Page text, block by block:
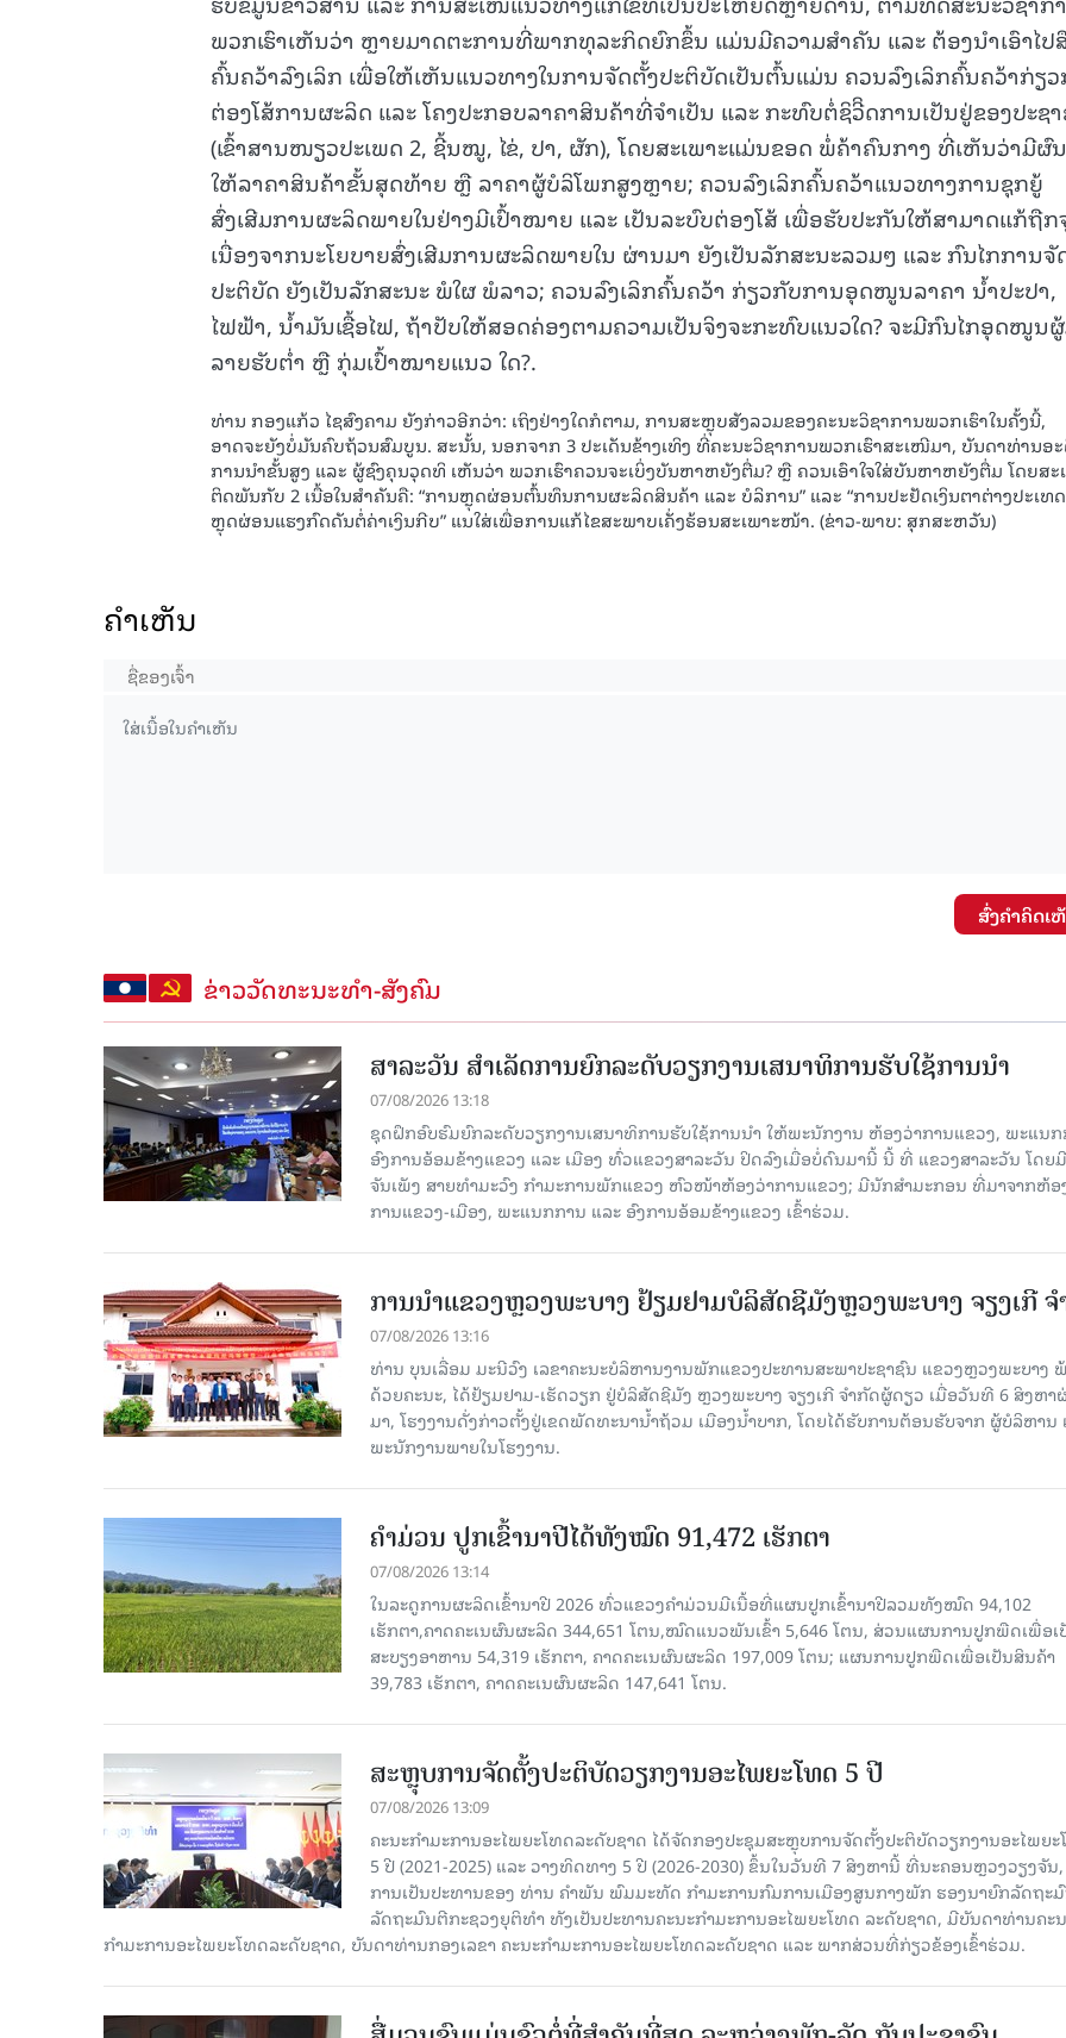
ພວກເຮົາເຫັນວ່າ ຫຼາຍມາດຕະການທີ່ພາກທຸລະກິດຍົກຂຶ້ນ ແມ່ນມີຄວາມສຳຄັນ ແລະ ຕ້ອງນໍາເອົາໄປ
ຄົ້ນຄວ້າລົງເລິກ ເພື່ອໃຫ້ເຫັນແນວທາງໃນການຈັດຕັ້ງປະຕິບັດເປັນຕົ້ນແມ່ນ ຄວນລົງເລິກຄົ້ນຄວ້າກ່ຽ
ຕ່ອງໂສ້ການຜະລິດ ແລະ ໂຄງປະກອບລາຄາສິນຄ້າທີ່ຈຳເປັນ ແລະ ກະທົບຕໍ່ຊິວີິດການເປັນຢູ່ຂອງປະຊ
(ເຂົ້າສານໜຽວປະເພດ 2, ຊີ້ນໝູ, ໄຂ່, ປາ, ຜັກ), ໂດຍສະເພາະແມ່ນຂອດ ພໍ່ຄ້າຄົນກາງ ທີ່ເຫັນວ່າມີຜົ
ໃຫ້ລາຄາສິນຄ້າຂັ້ນສຸດທ້າຍ ຫຼື ລາຄາຜູ້ບໍລິໂພກສູງຫຼາຍ; ຄວນລົງເລິກຄົ້ນຄວ້າແນວທາງການຊຸກຍູ້
ສົ່ງເສີມການຜະລິດພາຍໃນຢ່າງມີເປົ້າໝາຍ ແລະ ເປັນລະບົບຕ່ອງໂສ້ ເພື່ອຮັບປະກັນໃຫ້ສາມາດແກ້ຖືກ
ເນື່ອງຈາກນະໂຍບາຍສົ່ງເສີມການຜະລິດພາຍໃນ ຜ່ານມາ ຍັງເປັນລັກສະນະລວມໆ ແລະ ກົນໄກການຈັ
ປະຕິບັດ ຍັງເປັນລັກສະນະ ພໍໃຜ ພໍລາວ; ຄວນລົງເລິກຄົ້ນຄວ້າ ກ່ຽວກັບການອຸດໜູນລາຄາ ນໍ້າປະປາ,
ໄຟຟ້າ, ນໍ້າມັນເຊື້ອໄຟ, ຖ້າປັບໃຫ້ສອດຄ່ອງຕາມຄວາມເປັນຈິງຈະກະທົບແນວໃດ? ຈະມີກົນໄກອຸດໜູນ
ລາຍຮັບຕໍ່າ ຫຼື ກຸ່ມເປົ້າໝາຍແນວ ໃດ?.
ທ່ານ ກອງແກ້ວ ໄຊສົງຄາມ ຍັງກ່າວອີກວ່າ: ເຖິງຢ່າງໃດກໍຕາມ, ການສະຫຼຸບສັງລວມຂອງຄະນະວິຊາການພວກເຮົາໃນຄັ້ງນີ້,
ອາດຈະຍັງບໍ່ມັນຄົບຖ້ວນສົມບູນ. ສະນັ້ນ, ນອກຈາກ 3 ປະເດັນຂ້າງເທິງ ທີ່ຄະນະວິຊາການພວກເຮົາສະເໜີມາ, ບັນດາທ່ານອ
ການນໍາຂັ້ນສູງ ແລະ ຜູ້ຊົງຄຸນວຸດທິ ເຫັນວ່າ ພວກເຮົາຄວນຈະເບິ່ງບັນຫາຫຍັງຕື່ມ? ຫຼື ຄວນເອົາໃຈໃສ່ບັນຫາຫຍັງຕື່ມ ໂດຍສະ
ຕິດພັນກັບ 2 ເນື້ອໃນສຳຄັນຄື: “ການຫຼຸດຜ່ອນຕົ້ນທຶນການຜະລິດສິນຄ້າ ແລະ ບໍລິການ” ແລະ “ການປະຢັດເງິນຕາຕ່າງປະເທ
ຫຼຸດຜ່ອນແຮງກົດດັນຕໍ່ຄ່າເງິນກີບ” ແນໃສ່ເພື່ອການແກ້ໄຂສະພາບເຄັ່ງຮ້ອນສະເພາະໜ້າ. (ຂ່າວ-ພາບ: ສຸກສະຫວັນ)
ຄໍາເຫັນ
ສົ່ງຄໍາຄິດເ
ຂ່າວວັດທະນະທຳ-ສັງຄົມ
ສາລະວັນ ສໍາເລັດການຍົກລະດັບວຽກງານເສນາທິການຮັບໃຊ້ການນໍາ
07/08/2026 13:18
ຊຸດຝຶກອົບຮົມຍົກລະດັບວຽກງານເສນາທິການຮັບໃຊ້ການນໍາ ໃຫ້ພະນັກງານ ຫ້ອງວ່າການແຂວງ, ພະແນ
ອົງການອ້ອມຂ້າງແຂວງ ແລະ ເມືອງ ທົ່ວແຂວງສາລະວັນ ປິດລົງເມື່ອ​ບໍ່​ດົນ​ມາ​ນີ້ ນີ້ ທີ່ ແຂວງສາລະວັນ ໂດຍ​
ຈັນເພັງ ສາຍທຳມະວົງ ກຳມະການພັກແຂວງ ຫົວໜ້າຫ້ອງວ່າການແຂວງ; ມີນັກສຳມະກອນ ທີ່ມາຈາກຫ້ອ
ການແຂວງ-ເມືອງ, ພະແນກການ ແລະ ອົງການອ້ອມຂ້າງແຂວງ ເຂົ້າຮ່ວມ.
ການນຳແຂວງຫຼວງພະບາງ ຢ້ຽມ​ຢາມບໍ​ລິ​ສັດຊີມັງຫຼວງພະບາງ ຈຽງເກີ ຈໍ
07/08/2026 13:16
ທ່ານ ບຸນເລື່ອມ ມະນີວົງ ເລ​ຂາ​ຄະ​ນະ​ບໍ​ລິ​ຫານ​ງານ​ພັກແຂວງປະທານສະພາປະຊາຊົນ ແຂວງຫຼວງພະບາງ
ດ້ວຍຄະນະ, ໄດ້ຢ້ຽມຢາມ-ເຮັດວຽກ ຢູ່ບໍລິສັດຊີມັງ ຫຼວງພະບາງ ຈຽງເກີ ຈໍາກັດຜູ້ດຽວ ເມື່ອ​ວັນ​ທີ 6 ສິງ​ຫາ​
ມາ, ໂຮງ​ງານ​ດັ່ງ​ກ່າວຕັ້ງຢູ່ເຂດພັດທະນານ້ຳຖ້ວມ ເມືອງນໍ້າບາກ, ໂດຍໄດ້ຮັບການຕ້ອນຮັບຈາກ ຜູ້ບໍລິຫານ
ພະນັກງານພາຍໃນໂຮງງານ.
ຄໍາມ່ວນ ປູກເຂົ້ານາປີໄດ້ທັງໝົດ 91,472 ເຮັກຕາ
07/08/2026 13:14
ໃນລະດູການຜະລິດເຂົ້ານາປີ 2026 ທົ່ວແຂວງຄໍາມ່ວນມີເນື້ອທີ່ແຜນປູກເຂົ້ານາປີລວມທັງໝົດ 94,102
ເຮັກຕາ,ຄາດຄະເນຜົນຜະລິດ 344,651 ໂຕນ,ໝົດແນວພັນເຂົ້າ 5,646 ໂຕນ, ສ່ວນແຜນການປູກພືດເພື່ອເ
ສະບຽງອາຫານ 54,319 ເຮັກຕາ, ຄາດຄະເນຜົນຜະລິດ 197,009 ໂຕນ; ແຜນການປູກພືດເພື່ອເປັນສິນຄ້າ
39,783 ເຮັກຕາ, ຄາດຄະເນຜົນຜະລິດ 147,641 ໂຕນ.
ສະຫຼຸບການຈັດຕັ້ງປະຕິບັດວຽກງານອະໄພຍະໂທດ 5 ປີ
07/08/2026 13:09
ຄະນະກຳມະການອະໄພຍະໂທດລະດັບຊາດ ໄດ້ຈັດກອງປະຊຸມສະຫຼຸບການຈັດຕັ້ງປະຕິບັດວຽກງານອະໄພຍ
5 ປີ (2021-2025) ແລະ ວາງທິດທາງ 5 ປີ (2026-2030) ຂຶ້ນໃນວັນທີ 7 ສິງຫານີ້ ທີ່ນະຄອນຫຼວງວຽງຈັນ
ການເປັນປະທານຂອງ ທ່ານ ຄໍາພັນ ພົມມະທັດ ກຳມະການກົມການເມືອງສູນກາງພັກ ຮອງນາຍົກລັດຖະ
ລັດຖະມົນຕີກະຊວງຍຸຕິທຳ ທັງເປັນປະທານຄະນະກຳມະການອະໄພຍະໂທດ ລະດັບຊາດ, ມີບັນດາທ່ານຄະ
ກໍາມະການອະໄພຍະໂທດລະດັບຊາດ, ບັນດາທ່ານກອງເລຂາ ຄະນະກຳມະການອະໄພຍະໂທດລະດັບຊາດ ແລະ ພາກສ່ວນທີ່ກ່ຽວຂ້ອງເຂົ້າຮ່ວມ.